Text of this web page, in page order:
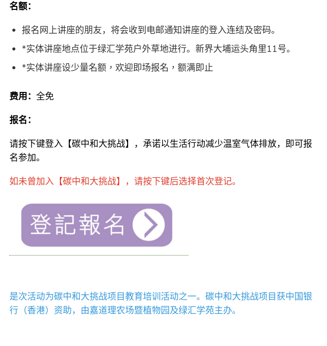
名额：
报名网上讲座的朋友，将会收到电邮通知讲座的登入连结及密码。
*实体讲座地点位于绿汇学苑户外草地进行。新界大埔运头角里11号。
*实体讲座设少量名额，欢迎即场报名，额满即止
费用： 全免
报名：
请按下键登入【碳中和大挑战】，承诺以生活行动减少温室气体排放，即可报
名参加。
如未曾加入【碳中和大挑战】，请按下键后选择首次登记。
是次活动为碳中和大挑战项目教育培训活动之一。碳中和大挑战项目获中国银
行（香港）资助，由嘉道理农场暨植物园及绿汇学苑主办。